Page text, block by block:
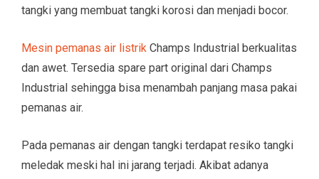
tangki yang membuat tangki korosi dan menjadi bocor.
Mesin pemanas air listrik Champs Industrial berkualitas
dan awet. Tersedia spare part original dari Champs
Industrial sehingga bisa menambah panjang masa pakai
pemanas air.
Pada pemanas air dengan tangki terdapat resiko tangki
meledak meski hal ini jarang terjadi. Akibat adanya